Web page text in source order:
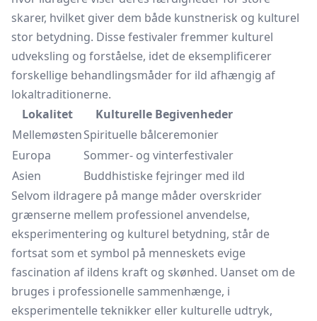
skarer, hvilket giver dem både kunstnerisk og kulturel
stor betydning. Disse festivaler fremmer kulturel
udveksling og forståelse, idet de eksemplificerer
forskellige behandlingsmåder for ild afhængig af
lokaltraditionerne.
Lokalitet
Kulturelle Begivenheder
MellemøstenSpirituelle bålceremonier
Europa
Sommer- og vinterfestivaler
Asien
Buddhistiske fejringer med ild
Selvom ildragere på mange måder overskrider
grænserne mellem professionel anvendelse,
eksperimentering og kulturel betydning, står de
fortsat som et symbol på menneskets evige
fascination af ildens kraft og skønhed. Uanset om de
bruges i professionelle sammenhænge, i
eksperimentelle teknikker eller kulturelle udtryk,